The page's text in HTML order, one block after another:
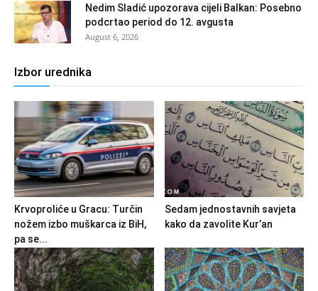
Nedim Sladić upozorava cijeli Balkan: Posebno
podcrtao period do 12. avgusta
August 6, 2026
Izbor urednika
Krvoproliće u Gracu: Turčin
nožem izbo muškarca iz BiH,
pa se...
Sedam jednostavnih savjeta
kako da zavolite Kur’an